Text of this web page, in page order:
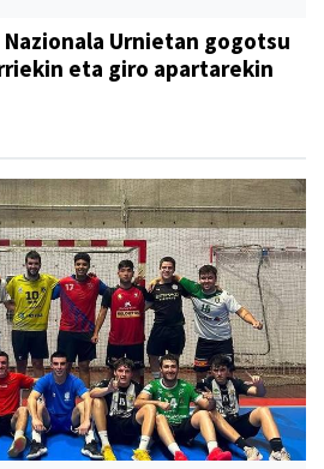
Nazionala Urnietan gogotsu
eta giro apartarekin